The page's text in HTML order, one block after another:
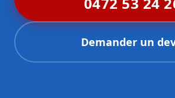
Demander un